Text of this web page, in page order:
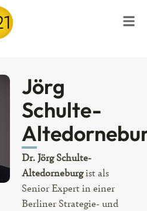
Jörg
Schulte-
Dr. Jörg Schulte-
Altedorneburgist als
Senior Expert in einer
Berliner Strategie- und